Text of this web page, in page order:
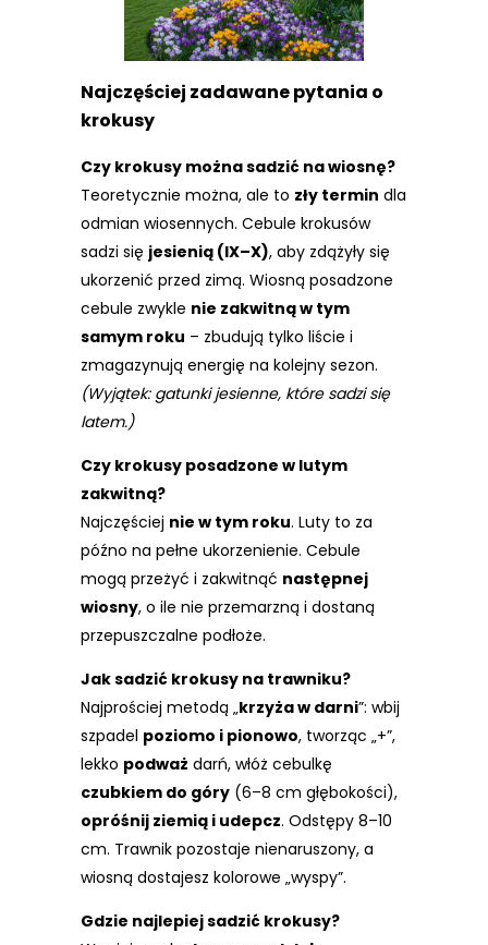
Najczęściej zadawane pytania o
krokusy
Czy krokusy można sadzić na wiosnę?
Teoretycznie można, ale to zły termin dla
odmian wiosennych. Cebule krokusów
sadzi się jesienią (IX–X), aby zdążyły się
ukorzenić przed zimą. Wiosną posadzone
cebule zwykle nie zakwitną w tym
samym roku – zbudują tylko liście i
zmagazynują energię na kolejny sezon.
(Wyjątek: gatunki jesienne, które sadzi się
latem.)
Czy krokusy posadzone w lutym
zakwitną?
Najczęściej nie w tym roku. Luty to za
późno na pełne ukorzenienie. Cebule
mogą przeżyć i zakwitnąć następnej
wiosny, o ile nie przemarzną i dostaną
przepuszczalne podłoże.
Jak sadzić krokusy na trawniku?
Najprościej metodą „krzyża w darni”: wbij
szpadel poziomo i pionowo, tworząc „+”,
lekko podważ darń, włóż cebulkę
czubkiem do góry (6–8 cm głębokości),
opróśnij ziemią i udepcz. Odstępy 8–10
cm. Trawnik pozostaje nienaruszony, a
wiosną dostajesz kolorowe „wyspy”.
Gdzie najlepiej sadzić krokusy?